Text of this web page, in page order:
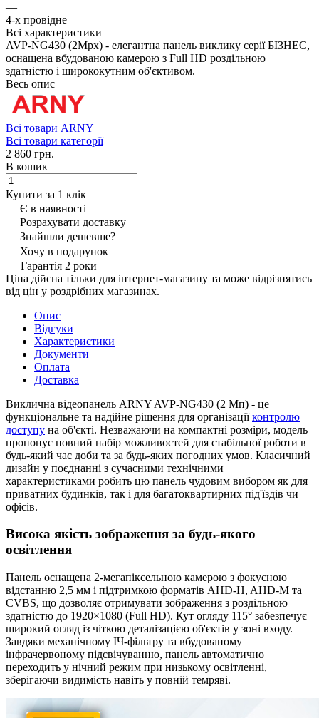
—
4-х провідне
Всі характеристики
AVP-NG430 (2Mpx) - елегантна панель виклику серії БІЗНЕС,
оснащена вбудованою камерою з Full HD роздільною
здатністю і ширококутним об'єктивом.
Весь опис
Всі товари ARNY
Всі товари категорії
2 860 грн.
В кошик
Купити за 1 клiк
Є в наявності
Розрахувати доставку
Знайшли дешевше?
Хочу в подарунок
Гарантія 2 роки
Ціна дійсна тільки для інтернет-магазину та може відрізнятись
від цін у роздрібних магазинах.
Опис
Відгуки
Характеристики
Документи
Оплата
Доставка
Виклична відеопанель ARNY AVP-NG430 (2 Мп) - це
функціональне та надійне рішення для організаціїконтролю
доступу на об'єкті. Незважаючи на компактні розміри, модель
пропонує повний набір можливостей для стабільної роботи в
будь-який час доби та за будь-яких погодних умов. Класичний
дизайн у поєднанні з сучасними технічними
характеристиками робить цю панель чудовим вибором як для
приватних будинків, так і для багатоквартирних під'їздів чи
офісів.
Висока якість зображення за будь-якого
освітлення
Панель оснащена 2-мегапіксельною камерою з фокусною
відстанню 2,5 мм і підтримкою форматів AHD-H, AHD-M та
CVBS, що дозволяє отримувати зображення з роздільною
здатністю до 1920×1080 (Full HD). Кут огляду 115° забезпечує
широкий огляд із чіткою деталізацією об'єктів у зоні входу.
Завдяки механічному ІЧ-фільтру та вбудованому
інфрачервоному підсвічуванню, панель автоматично
переходить у нічний режим при низькому освітленні,
зберігаючи видимість навіть у повній темряві.